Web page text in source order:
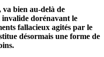
bien au-delà de
dorénavant le
fallacieux agités par le
désormais une forme de